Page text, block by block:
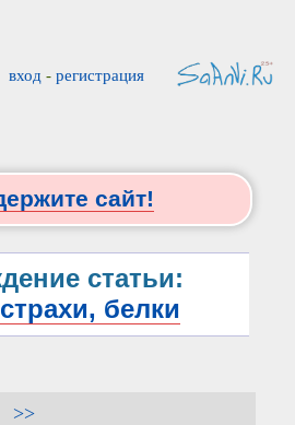
вход - регистрация
сайт!
статьи:
белки
>>